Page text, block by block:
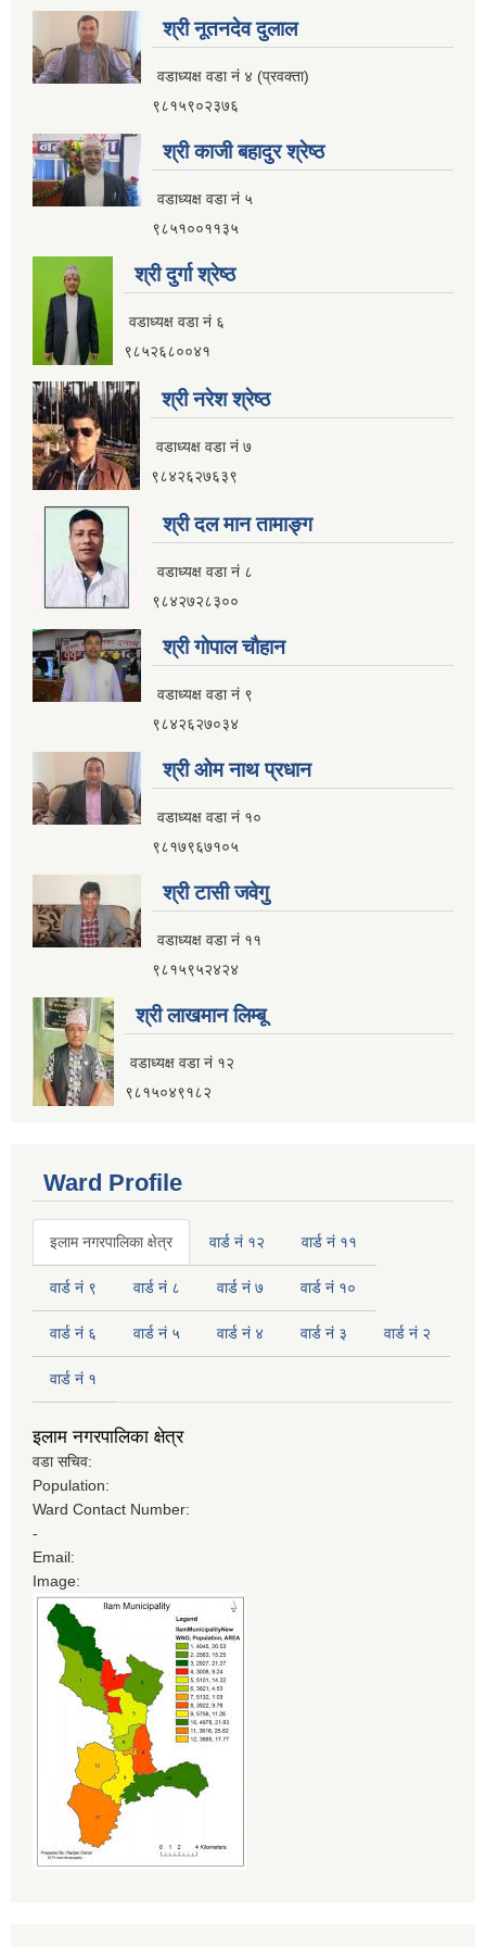
श्री नूतनदेव दुलाल
वडाध्यक्ष वडा नं ४ (प्रवक्ता)
९८१५९०२३७६
श्री काजी बहादुर श्रेष्ठ
वडाध्यक्ष वडा नं ५
९८५१००११३५
श्री दुर्गा श्रेष्ठ
वडाध्यक्ष वडा नं ६
९८५२६८००४१
श्री नरेश श्रेष्ठ
वडाध्यक्ष वडा नं ७
९८४२६२७६३९
श्री दल मान तामाङ्ग
वडाध्यक्ष वडा नं ८
९८४२७२८३००
श्री गाेपाल चाैहान
वडाध्यक्ष वडा नं ९
९८४२६२७०३४
श्री ओम नाथ प्रधान
वडाध्यक्ष वडा नं १०
९८१७९६७१०५
श्री टासी जवेगु
वडाध्यक्ष वडा नं ११
९८१५९५२४२४
श्री लाखमान लिम्बू
वडाध्यक्ष वडा नं १२
९८१५०४९१८२
Ward Profile
इलाम नगरपालिका क्षेत्र वार्ड नं १२ वार्ड नं ११
वार्ड नं ९ वार्ड नं ८ वार्ड नं ७ वार्ड नं १०
वार्ड नं ६ वार्ड नं ५ वार्ड नं ४ वार्ड नं ३ वार्ड नं २
वार्ड नं १
इलाम नगरपालिका क्षेत्र
वडा सचिव:
Population:
Ward Contact Number:
-
Email:
Image: